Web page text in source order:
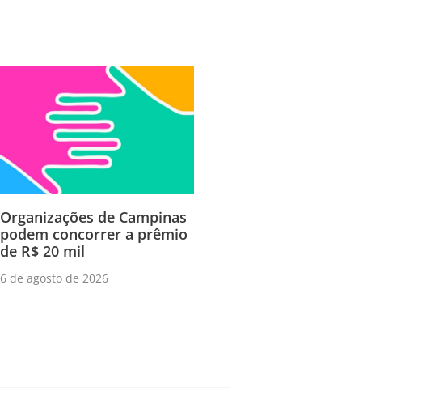
Organizações de Campinas
podem concorrer a prêmio
de R$ 20 mil
6 de agosto de 2026